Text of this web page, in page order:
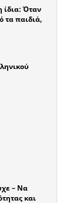
ίδια: Όταν
τα παιδιά,
– Να
και